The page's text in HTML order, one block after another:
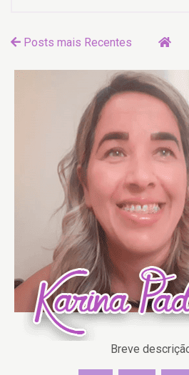
Posts mais Recentes
Breve